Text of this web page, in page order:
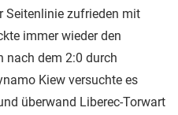
Seitenlinie zufrieden mit
immer wieder den
nach dem 2:0 durch
Kiew versuchte es
überwand Liberec-Torwart